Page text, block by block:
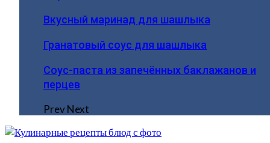
Вкусный маринад для шашлыка
Гранатовый соус для шашлыка
Соус-паста из запечённых баклажанов и
перцев
PrevNext